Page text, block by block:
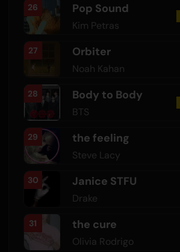
26 Pop Sound
Kim Petras
27 Orbiter
Noah Kahan
28 Body to Body
BTS
29 the feeling
Steve Lacy
30 Janice STFU
Drake
31 the cure
Olivia Rodrigo